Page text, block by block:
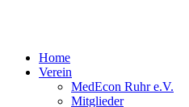
Home
Verein
MedEcon Ruhr e.V.
Mitglieder